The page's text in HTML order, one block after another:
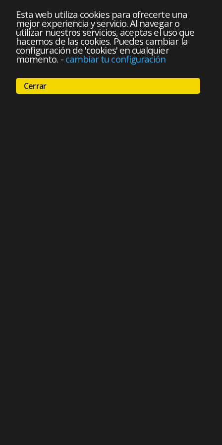
Esta web utiliza cookies para ofrecerte una
mejor experiencia y servicio. Al navegar o
utilizar nuestros servicios, aceptas el uso que
hacemos de las cookies. Puedes cambiar la
configuración de 'cookies' en cualquier
momento. - cambiar tu configuración
Cerrar